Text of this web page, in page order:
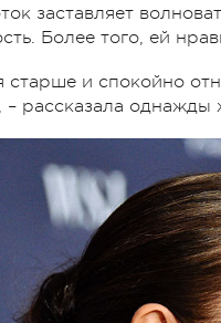
заставляет
Более того, ей
старше и спокойно
– рассказала однажды